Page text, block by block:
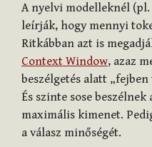
A nyelvi modelleknél (pl.
leírják, hogy mennyi
Ritkábban azt is
Context Window, azaz
beszélgetés alatt
És szinte sose
maximális kimenet.
a válasz minőségét.